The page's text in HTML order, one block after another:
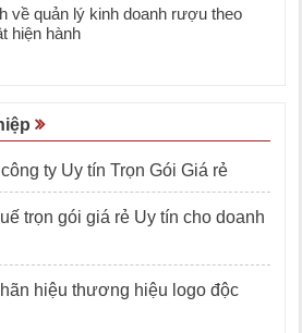
về quản lý kinh doanh rượu theo
hiện hành
ty Uy tín Trọn Gói Giá rẻ
trọn gói giá rẻ Uy tín cho doanh
hiệu thương hiệu logo độc